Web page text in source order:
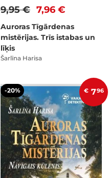
7,96 €
9,95 €
Auroras Tīgārdenas
mistērijas. Trīs istabas un
līķis
Šarlīna Harisa
-20% € 796